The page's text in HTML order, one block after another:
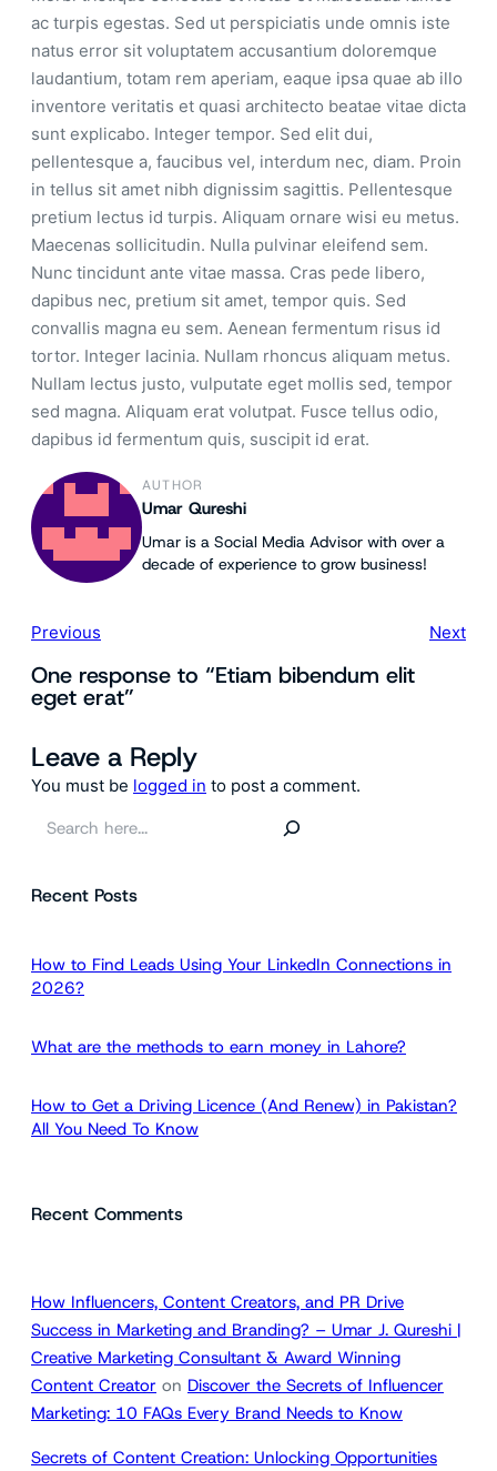
ac turpis egestas. Sed ut perspiciatis unde omnis iste
natus error sit voluptatem accusantium doloremque
laudantium, totam rem aperiam, eaque ipsa quae ab illo
inventore veritatis et quasi architecto beatae vitae dicta
sunt explicabo. Integer tempor. Sed elit dui,
pellentesque a, faucibus vel, interdum nec, diam. Proin
in tellus sit amet nibh dignissim sagittis. Pellentesque
pretium lectus id turpis. Aliquam ornare wisi eu metus.
Maecenas sollicitudin. Nulla pulvinar eleifend sem.
Nunc tincidunt ante vitae massa. Cras pede libero,
dapibus nec, pretium sit amet, tempor quis. Sed
convallis magna eu sem. Aenean fermentum risus id
tortor. Integer lacinia. Nullam rhoncus aliquam metus.
Nullam lectus justo, vulputate eget mollis sed, tempor
sed magna. Aliquam erat volutpat. Fusce tellus odio,
dapibus id fermentum quis, suscipit id erat.
AUTHOR
Umar Qureshi
Umar is a Social Media Advisor with over a
decade of experience to grow business!
Previous Next
One response to “Etiam bibendum elit
eget erat”
Leave a Reply
You must be logged in to post a comment.
rRecent Posts
How to Find Leads Using Your LinkedIn Connections in
2026?
What are the methods to earn money in Lahore?
How to Get a Driving Licence (And Renew) in Pakistan?
All You Need To Know
Recent Comments
How Influencers, Content Creators, and PR Drive
Success in Marketing and Branding? – Umar J. Qureshi |
Creative Marketing Consultant & Award Winning
Content Creator on Discover the Secrets of Influencer
Marketing: 10 FAQs Every Brand Needs to Know
Secrets of Content Creation: Unlocking Opportunities